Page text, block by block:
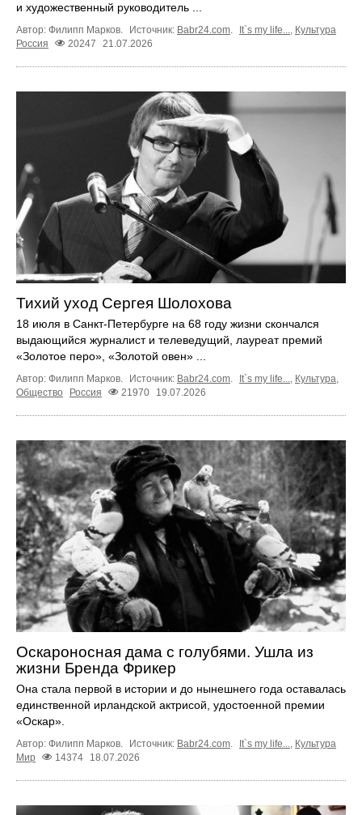
и художественный руководитель ...
Автор: Филипп Марков. Источник: Babr24.com. It`s my life..., Культура
Россия
20247 21.07.2026
Тихий уход Сергея Шолохова
18 июля в Санкт-Петербурге на 68 году жизни скончался
выдающийся журналист и телеведущий, лауреат премий
«Золотое перо», «Золотой овен» ...
Автор: Филипп Марков. Источник: Babr24.com. It`s my life..., Культура,
Общество
Россия 21970 19.07.2026
Оскароносная дама с голубями. Ушла из
жизни Бренда Фрикер
Она стала первой в истории и до нынешнего года оставалась
единственной ирландской актрисой, удостоенной премии
«Оскар».
Автор: Филипп Марков. Источник: Babr24.com It`s my life...
Культура
Мир
14374 18.07.2026